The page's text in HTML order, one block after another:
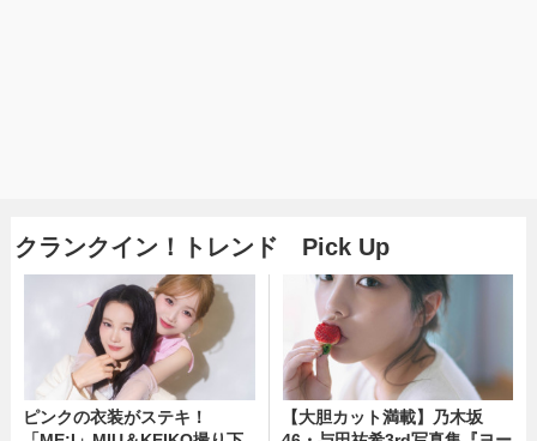
クランクイン！トレンド Pick Up
ピンクの衣装がステキ！
【大胆カット満載】乃木坂